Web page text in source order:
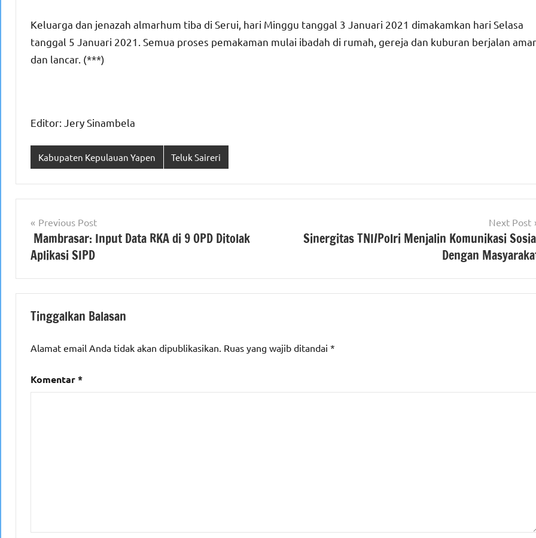
Keluarga dan jenazah almarhum tiba di Serui, hari Minggu tanggal 3 Januari 2021 dimakamkan hari Selasa
tanggal 5 Januari 2021. Semua proses pemakaman mulai ibadah di rumah, gereja dan kuburan berjalan
dan lancar. (***)
Editor: Jery Sinambela
Kabupaten Kepulauan Yapen Teluk Saireri
Navigasi
pos
Previous Post
Mambrasar: Input Data RKA di 9 OPD Ditolak
Aplikasi SIPD
Next Post
Sinergitas TNI/Polri Menjalin Komunikasi
Dengan
Tinggalkan Balasan
Alamat email Anda tidak akan dipublikasikan. Ruas yang wajib ditandai *
Komentar*